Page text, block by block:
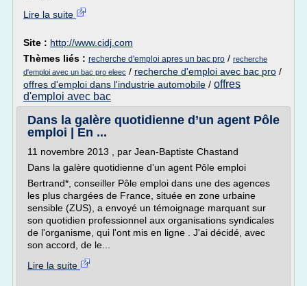
Lire la suite
Site : http://www.cidj.com
Thèmes liés : recherche d'emploi apres un bac pro / recherche
d'emploi avec un bac pro eleec / recherche d'emploi avec bac pro /
offres d'emploi dans l'industrie automobile / offres
d'emploi avec bac
Dans la galère quotidienne d’un agent Pôle
emploi | En ...
11 novembre 2013 , par Jean-Baptiste Chastand
Dans la galère quotidienne d'un agent Pôle emploi
Bertrand*, conseiller Pôle emploi dans une des agences
les plus chargées de France, située en zone urbaine
sensible (ZUS), a envoyé un témoignage marquant sur
son quotidien professionnel aux organisations syndicales
de l'organisme, qui l'ont mis en ligne . J'ai décidé, avec
son accord, de le...
Lire la suite